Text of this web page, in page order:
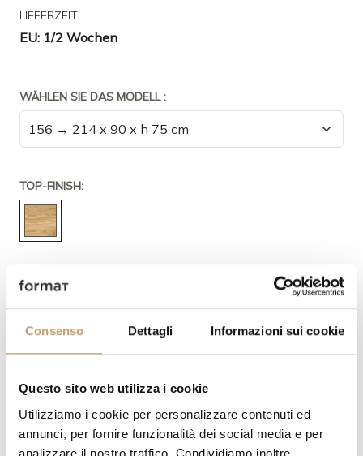
Consenso Dettagli Informazioni sui cookie
Questo sito web utilizza i cookie
Utilizziamo i cookie per personalizzare contenuti ed
annunci, per fornire funzionalità dei social media e per
analizzare il nostro traffico. Condividiamo inoltre
LIEFERZEIT
EU: 1/2 Wochen
WÄHLEN SIE DAS MODELL :
TOP-FINISH:
ABSCHLUSS DER BEINE: